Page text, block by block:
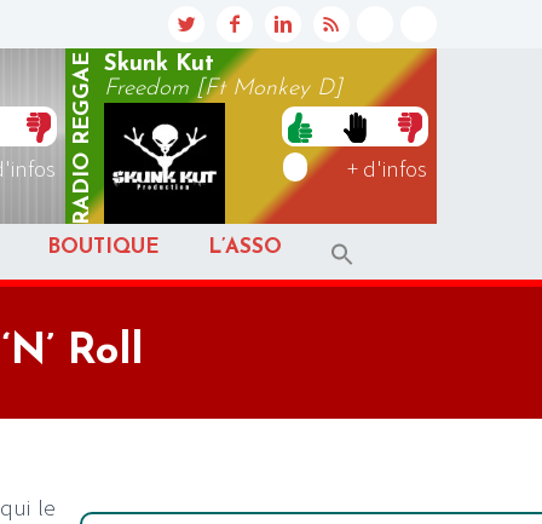
RADIO
REGGAE
Skunk Kut
Freedom [Ft Monkey D]
+ d'infos
BOUTIQUE L’ASSO
Roll
le